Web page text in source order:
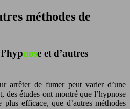
méthodes de
nose et d’autres
arrêter de fumer peut varier d’une
des études ont montré que l’hypnose
efficace, que d’autres méthodes